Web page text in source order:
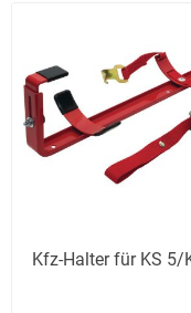
Kfz-Halter für KS 5/